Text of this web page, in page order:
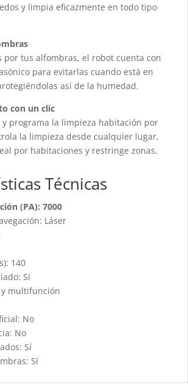
y limpia eficazmente en todo tipo
por tus alfombras, el robot cuenta con
para evitarlas cuando está en
así de la humedad.
con un clic
y programa la limpieza habitación por
la limpieza desde cualquier lugar,
por habitaciones y restringe zonas.
Técnicas
(PA): 7000
Láser
140
Sí
y multifunción
No
No
Sí
Sí